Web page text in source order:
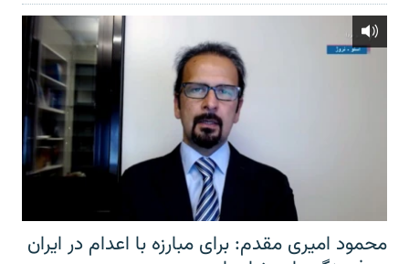
محمود امیری مقدم: برای مبارزه با اعدام در ایران